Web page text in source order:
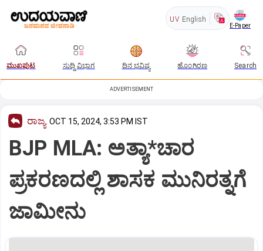
UV English
E-Paper
ಮುಖಪುಟ ಸುದ್ದಿ ವಿಭಾಗ ದಿನ ಭವಿಷ್ಯ ಹೊಂಗಿರಣ Search
ADVERTISEMENT
ರಾಜ್ಯ OCT 15, 2024, 3:53 PM IST
BJP MLA: ಅತ್ಯಾ*ಚಾರ
ಪ್ರಕರಣದಲ್ಲಿ ಶಾಸಕ ಮುನಿರತ್ನಗೆ
ಜಾಮೀನು